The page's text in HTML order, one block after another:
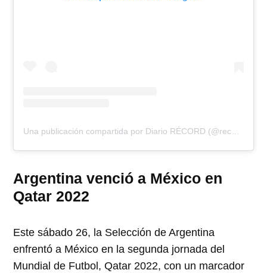
Una publicación compartida por Diario RÉCORD (@record_mexico)
Argentina venció a México en
Qatar 2022
Este sábado 26, la Selección de Argentina
enfrentó a México en la segunda jornada del
Mundial de Futbol, Qatar 2022, con un marcador